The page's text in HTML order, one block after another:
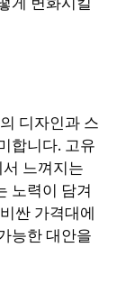
디자인과 스
합니다. 고유
느껴지는
노력이 담겨
싼 가격대에
능한 대안을